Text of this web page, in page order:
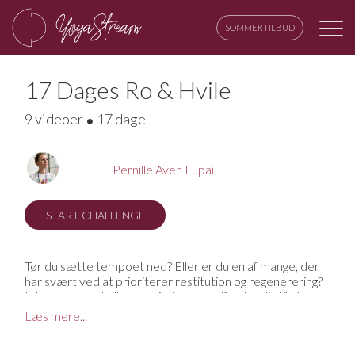
SOMMERTILBUD
17 Dages Ro & Hvile
9 videoer 17 dage
START CHALLENGE
Pernille Aven Lupai
Tør du sætte tempoet ned? Eller er du en af mange, der
har svært ved at prioriterer restitution og regenerering?
I denne yoga challenge, vil vi gerne udfordre dig til at
bruge de næste 17 dage på at sætte tempoet ned, finde
ro, og undgå udbrændthed. Når vi udfordrer os selv, er
Læs mere...